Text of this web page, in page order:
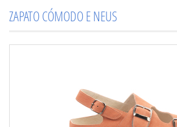
ZAPATO CÓMODO E NEUS